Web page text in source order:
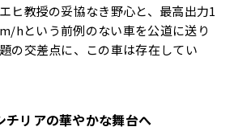
ヒ教授の妥協なき野心と、最高出力1
hという前例のない車を公道に送り
の交差点に、この車は存在してい
チリアの華やかな舞台へ